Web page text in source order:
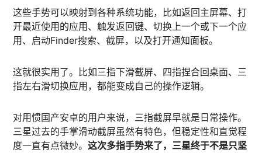
这些手势可以映射到各种系统功能，比如返回主屏幕、打
开最近使用的应用、触发返回键、切换上一个或下一个应
用、启动Finder搜索、截屏，以及打开通知面板。
这就很实用了。比如三指下滑截屏、四指捏合回桌面、三
指左右滑切换应用，都能变成自己的操作逻辑。
对用惯国产安卓的用户来说，三指截屏早就是日常操作。
三星过去的手掌滑动截屏虽然有特色，但稳定性和直觉程
度一直有点微妙。这次多指手势来了，三星终于不是只坚